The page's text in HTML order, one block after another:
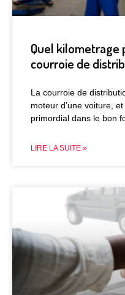
Quel kilometrage
courroie de
La courroie de
moteur d’une voiture,
primordial dans le bon
LIRE LA SUITE »